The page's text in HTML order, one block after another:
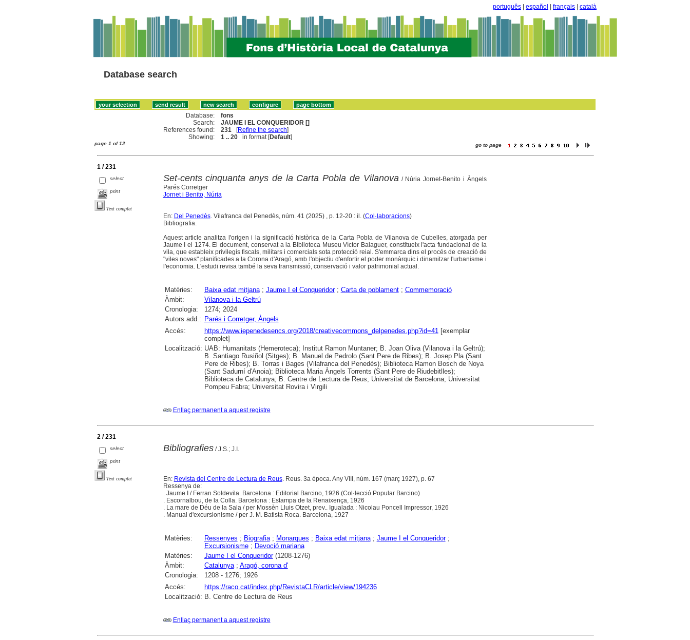
português español français català
Database search
Database:
fons
Search:
JAUME I EL CONQUERIDOR []
References found:
231 [Refine the search]
Showing:
1 .. 20 in format [Default]
page 1 of 12 go to page
1 / 231
select
print
Text complet
Set-cents cinquanta anys de la Carta Pobla de Vilanova/ Núria Jornet-Benito i Àngels
Parés Corretger
Jornet i Benito, Núria
En: Del Penedès. Vilafranca del Penedès, núm. 41 (2025) , p. 12-20 : il. (Col·laboracions)
Bibliografia.
Aquest article analitza l'origen i la significació històrica de la Carta Pobla de Vilanova de Cubelles, atorgada per
Jaume I el 1274. El document, conservat a la Biblioteca Museu Víctor Balaguer, constitueix l'acta fundacional de la
vila, que estableix privilegis fiscals, militars i comercials sota protecció reial. S'emmarca dins el procés de creació de
"viles noves" planificades a la Corona d'Aragó, amb l'objectiu d'enfortir el poder monàrquic i dinamitzar l'urbanisme i
l'economia. L'estudi revisa també la seva transmissió, conservació i valor patrimonial actual.
Matèries: Baixa edat mitjana; Jaume I el Conqueridor; Carta de poblament; Commemoració
Àmbit:
Vilanova i la Geltrú
Cronologia:
1274; 2024
Autors add.: Parés i Corretger, Àngels
Accés:
https://www.iepenedesencs.org/2018/creativecommons_delpenedes.php?id=41 [exemplar
complet]
Localització: UAB: Humanitats (Hemeroteca); Institut Ramon Muntaner; B. Joan Oliva (Vilanova i la Geltrú);
B. Santiago Rusiñol (Sitges); B. Manuel de Pedrolo (Sant Pere de Ribes); B. Josep Pla (Sant
Pere de Ribes); B. Torras i Bages (Vilafranca del Penedès); Biblioteca Ramon Bosch de Noya
(Sant Sadurní d'Anoia); Biblioteca Maria Àngels Torrents (Sant Pere de Riudebitlles);
Biblioteca de Catalunya; B. Centre de Lectura de Reus; Universitat de Barcelona; Universitat
Pompeu Fabra; Universitat Rovira i Virgili
Enllaç permanent a aquest registre
2 / 231
select
print
Text complet
Bibliografies/ J.S.; J.I.
En: Revista del Centre de Lectura de Reus. Reus. 3a època. Any VIII, núm. 167 (març 1927), p. 67
Ressenya de:
. Jaume I / Ferran Soldevila. Barcelona : Editorial Barcino, 1926 (Col·lecció Popular Barcino)
. Escornalbou, de la Colla. Barcelona : Estampa de la Renaixença, 1926
. La mare de Déu de la Sala / per Mossèn Lluis Otzet, prev.. Igualada : Nicolau Poncell Impressor, 1926
. Manual d'excursionisme / per J. M. Batista Roca. Barcelona, 1927
Matèries: Ressenyes ; Biografia; Monarques ; Baixa edat mitjana; Jaume I el Conqueridor;
Excursionisme; Devoció mariana
Matèries:
Jaume I el Conqueridor(1208-1276)
Àmbit:
Catalunya; Aragó, corona d'
Cronologia:
1208 - 1276; 1926
Accés:
https://raco.cat/index.php/RevistaCLR/article/view/194236
Localització: B. Centre de Lectura de Reus
Enllaç permanent a aquest registre